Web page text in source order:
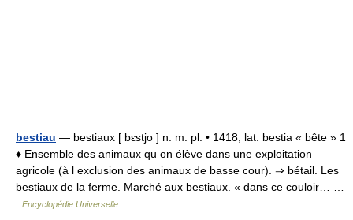
bestiau — bestiaux [ bɛstjo ] n. m. pl. • 1418; lat. bestia « bête » 1
♦ Ensemble des animaux qu on élève dans une exploitation
agricole (à l exclusion des animaux de basse cour). ⇒ bétail. Les
bestiaux de la ferme. Marché aux bestiaux. « dans ce couloir… …
Encyclopédie Universelle